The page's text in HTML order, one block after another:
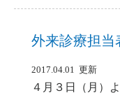
外来診療担当
2017.04.01 更新
４月３日（月）